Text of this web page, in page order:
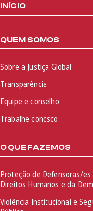
INÍCIO
QUEM SOMOS
Sobre a Justiça Global
Transparência
Equipe e conselho
Trabalhe conosco
O QUE FAZEMOS
Proteção de Defensoras/es
Direitos Humanos e da
Violência Institucional e